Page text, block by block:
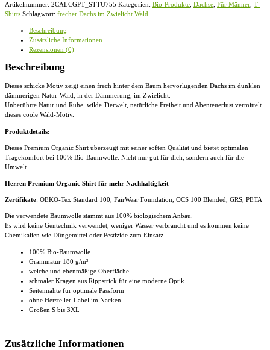
Zwielicht
Wald
Premium
Shirt
Artikelnummer: 2CALCGPT_STTU755 Kategorien: Bio-Produkte Dachse Für Männer T-
Shirts Schlagwort: frecher Dachs im Zwielicht Wald
Beschreibung
Zusätzliche Informationen
Rezensionen (0)
Beschreibung
Dieses schicke Motiv zeigt einen frech hinter dem Baum hervorlugenden Dachs im dunklen
dämmerigen Natur-Wald, in der Dämmerung, im Zwielicht.
Unberührte Natur und Ruhe, wilde Tierwelt, natürliche Freiheit und Abenteuerlust vermittelt
dieses coole Wald-Motiv.
Produktdetails:
Dieses Premium Organic Shirt überzeugt mit seiner soften Qualität und bietet optimalen
Tragekomfort bei 100% Bio-Baumwolle. Nicht nur gut für dich, sondern auch für die
Umwelt.
Herren Premium Organic Shirt für mehr Nachhaltigkeit
Zertifikate: OEKO-Tex Standard 100, FairWear Foundation, OCS 100 Blended, GRS, PETA
Die verwendete Baumwolle stammt aus 100% biologischem Anbau.
Es wird keine Gentechnik verwendet, weniger Wasser verbraucht und es kommen keine
Chemikalien wie Düngemittel oder Pestizide zum Einsatz.
100% Bio-Baumwolle
Grammatur 180 g/m²
weiche und ebenmäßige Oberfläche
schmaler Kragen aus Rippstrick für eine moderne Optik
Seitennähte für optimale Passform
ohne Hersteller-Label im Nacken
Größen S bis 3XL
Zusätzliche Informationen